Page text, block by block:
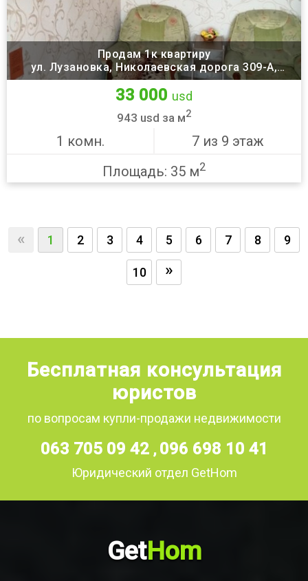
Продам 1к квартиру
ул. Лузановка, Николаевская дорога 309-А,
Суворовский район, Одесса
33 000 usd
943 usd за м2
1 комн.
7 из 9 этаж
Площадь: 35 м2
« 1 2 3 4 5 6 7 8 9
10 »
Бесплатная консультация
юристов
по вопросам купли-продажи недвижимости
063 705 09 42 , 096 698 10 41
Юридический отдел GetHom
GetHom